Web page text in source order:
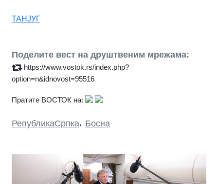
ТАНЈУГ
Поделите вест на друштвеним мрежама:
https://www.vostok.rs/index.php?
option=n&idnovost=95516
Пратите ВОСТОК на:
РепубликаСрпка, Босна